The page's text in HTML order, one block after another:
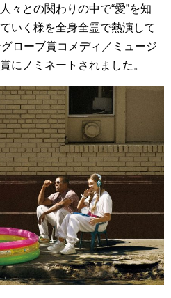
々との関わりの中で“愛”を知
いく様を全身全霊で熱演して
ローブ賞コメディ／ミュージ
にノミネートされました。